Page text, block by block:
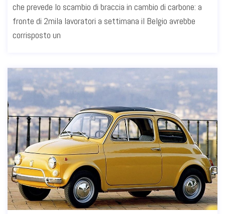
che prevede lo scambio di braccia in cambio di carbone: a
fronte di 2mila lavoratori a settimana il Belgio avrebbe
corrisposto un